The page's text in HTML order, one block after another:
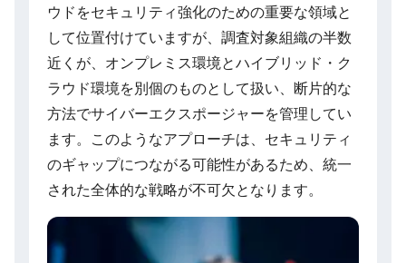
ウドをセキュリティ強化のための重要な領域と
して位置付けていますが、調査対象組織の半数
近くが、オンプレミス環境とハイブリッド・ク
ラウド環境を別個のものとして扱い、断片的な
方法でサイバーエクスポージャーを管理してい
ます。このようなアプローチは、セキュリティ
のギャップにつながる可能性があるため、統一
された全体的な戦略が不可欠となります。